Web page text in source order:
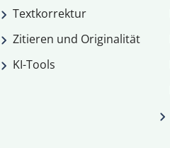
Textkorrektur
Zitieren und Originalität
KI-Tools